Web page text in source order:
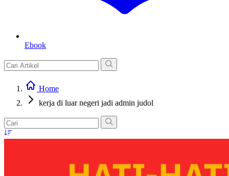
Ebook
Home
kerja di luar negeri jadi admin judol